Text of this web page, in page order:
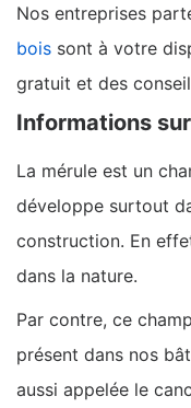
Nos entreprises
bois sont à votre
gratuit et des
Informations
La mérule est un
développe surtout
construction. En
dans la nature.
Par contre, ce
présent dans nos
aussi appelée le